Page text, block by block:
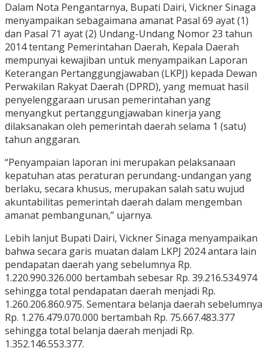
Dalam Nota Pengantarnya, Bupati Dairi, Vickner Sinaga
menyampaikan sebagaimana amanat Pasal 69 ayat (1)
dan Pasal 71 ayat (2) Undang-Undang Nomor 23 tahun
2014 tentang Pemerintahan Daerah, Kepala Daerah
mempunyai kewajiban untuk menyampaikan Laporan
Keterangan Pertanggungjawaban (LKPJ) kepada Dewan
Perwakilan Rakyat Daerah (DPRD), yang memuat hasil
penyelenggaraan urusan pemerintahan yang
menyangkut pertanggungjawaban kinerja yang
dilaksanakan oleh pemerintah daerah selama 1 (satu)
tahun anggaran.
“Penyampaian laporan ini merupakan pelaksanaan
kepatuhan atas peraturan perundang-undangan yang
berlaku, secara khusus, merupakan salah satu wujud
akuntabilitas pemerintah daerah dalam mengemban
amanat pembangunan,” ujarnya.
Lebih lanjut Bupati Dairi, Vickner Sinaga menyampaikan
bahwa secara garis muatan dalam LKPJ 2024 antara lain
pendapatan daerah yang sebelumnya Rp.
1.220.990.326.000 bertambah sebesar Rp. 39.216.534.974
sehingga total pendapatan daerah menjadi Rp.
1.260.206.860.975. Sementara belanja daerah sebelumnya
Rp. 1.276.479.070.000 bertambah Rp. 75.667.483.377
sehingga total belanja daerah menjadi Rp.
1.352.146.553.377.